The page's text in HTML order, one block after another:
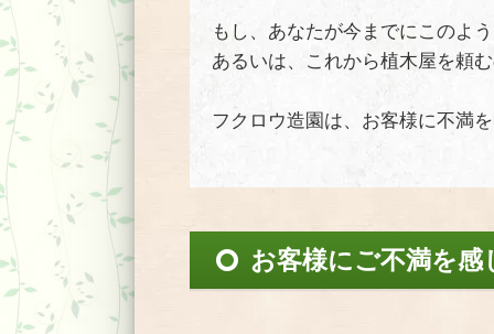
もし、あなたが今までにこのよ
あるいは、これから植木屋を頼
フクロウ造園は、お客様に不満
お客様にご不満を